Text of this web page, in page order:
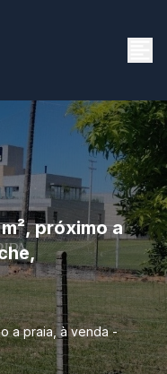
próximo a
a praia, à venda -